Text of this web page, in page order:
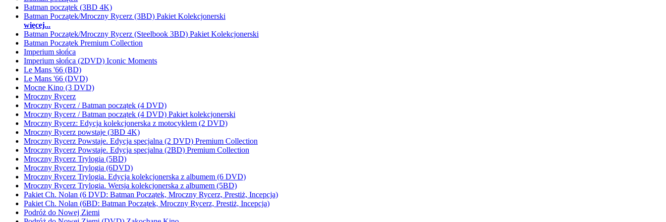
Batman początek (3BD 4K)
Batman Początek/Mroczny Rycerz (3BD) Pakiet Kolekcjonerski
więcej...
Batman Początek/Mroczny Rycerz (Steelbook 3BD) Pakiet Kolekcjonerski
Batman Początek Premium Collection
Imperium słońca
Imperium słońca (2DVD) Iconic Moments
Le Mans '66 (BD)
Le Mans '66 (DVD)
Mocne Kino (3 DVD)
Mroczny Rycerz
Mroczny Rycerz / Batman początek (4 DVD)
Mroczny Rycerz / Batman początek (4 DVD) Pakiet kolekcjonerski
Mroczny Rycerz: Edycja kolekcjonerska z motocyklem (2 DVD)
Mroczny Rycerz powstaje (3BD 4K)
Mroczny Rycerz Powstaje. Edycja specjalna (2 DVD) Premium Collection
Mroczny Rycerz Powstaje. Edycja specjalna (2BD) Premium Collection
Mroczny Rycerz Trylogia (5BD)
Mroczny Rycerz Trylogia (6DVD)
Mroczny Rycerz Trylogia. Edycja kolekcjonerska z albumem (6 DVD)
Mroczny Rycerz Trylogia. Wersja kolekcjonerska z albumem (5BD)
Pakiet Ch. Nolan (6 DVD: Batman Początek, Mroczny Rycerz, Prestiż, Incepcja)
Pakiet Ch. Nolan (6BD: Batman Początek, Mroczny Rycerz, Prestiż, Incepcja)
Podróż do Nowej Ziemi